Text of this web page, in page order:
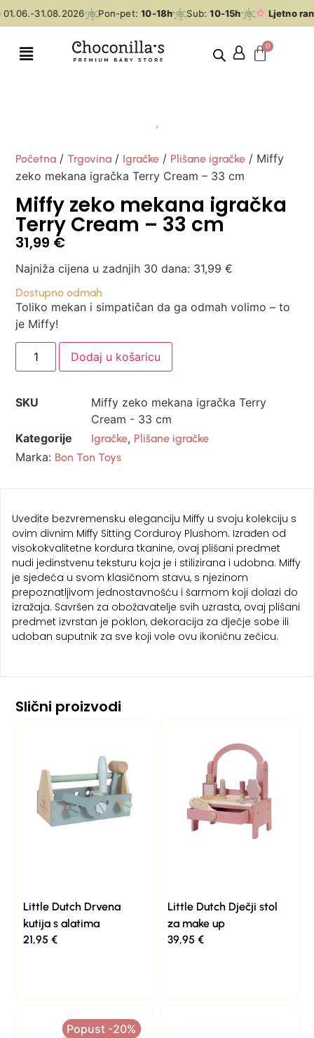
31.08.2026 Pon-pet: 10-18h Sub: 10-15h Ljetno
Početna /Trgovina / Igračke / Plišane igračke / Miffy
zeko mekana igračka Terry Cream – 33 cm
Miffy zeko mekana igračka
Terry Cream – 33 cm
31,99 €
Najniža cijena u zadnjih 30 dana: 31,99€
Dostupno odmah
Toliko mekan i simpatičan da ga odmah volimo – to
je Miffy!
Dodaj u košaricu
SKU
Miffy zeko mekana igračka Terry
Cream - 33 cm
Kategorije
Igračke, Plišane igračke
Marka: Bon Ton Toys
Uvedite bezvremensku eleganciju Miffy u svoju kolekciju s
ovim divnim Miffy Sitting Corduroy Plushom. Izrađen od
visokokvalitetne kordura tkanine, ovaj plišani predmet
nudi jedinstvenu teksturu koja je i stilizirana i udobna. Miffy
je sjedeća u svom klasičnom stavu, s njezinom
prepoznatljivom jednostavnošću i šarmom koji dolazi do
izražaja. Savršen za obožavatelje svih uzrasta, ovaj plišani
predmet izvrstan je poklon, dekoracija za dječje sobe ili
udoban suputnik za sve koji vole ovu ikoničnu zečicu.
Slični proizvodi
Little Dutch Drvena
kutija s alatima
21,95€
Little Dutch Dječji stol
za make up
39,95 €
Popust -20%
Popust -20%